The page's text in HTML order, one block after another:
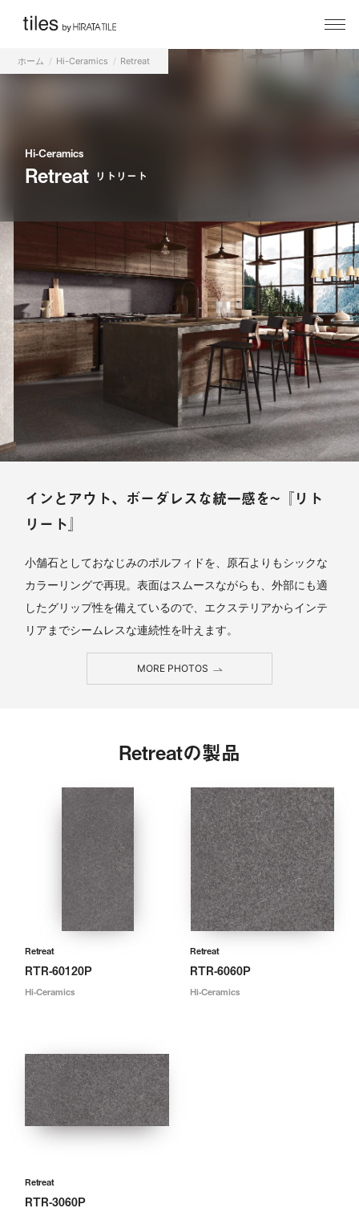
ホーム Hi-Ceramics Retreat
Hi-Ceramics
Retreat リトリート
インとアウト、ボーダレスな統一感を~『リト
リート』
小舗石としておなじみのポルフィドを、原石よりもシックな
カラーリングで再現。表面はスムースながらも、外部にも適
したグリップ性を備えているので、エクステリアからインテ
リアまでシームレスな連続性を叶えます。
MORE PHOTOS
Retreatの製品
Retreat
RTR-60120P
Hi-Ceramics
Retreat
RTR-6060P
Hi-Ceramics
Retreat
RTR-3060P